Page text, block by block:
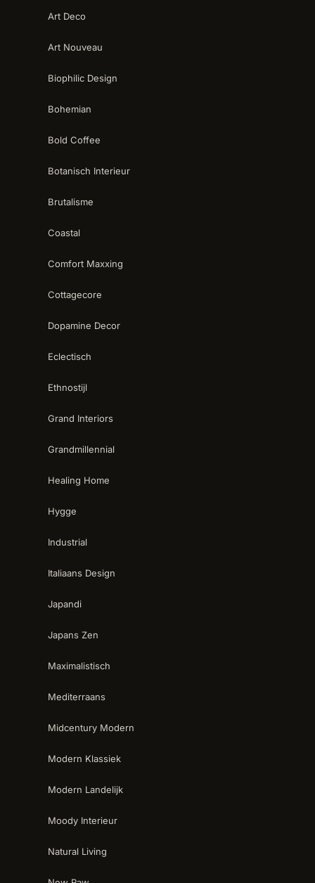
Art Deco
Art Nouveau
Biophilic Design
Bohemian
Bold Coffee
Botanisch Interieur
Brutalisme
Coastal
Comfort Maxxing
Cottagecore
Dopamine Decor
Eclectisch
Ethnostijl
Grand Interiors
Grandmillennial
Healing Home
Hygge
Industrial
Italiaans Design
Japandi
Japans Zen
Maximalistisch
Mediterraans
Midcentury Modern
Modern Klassiek
Modern Landelijk
Moody Interieur
Natural Living